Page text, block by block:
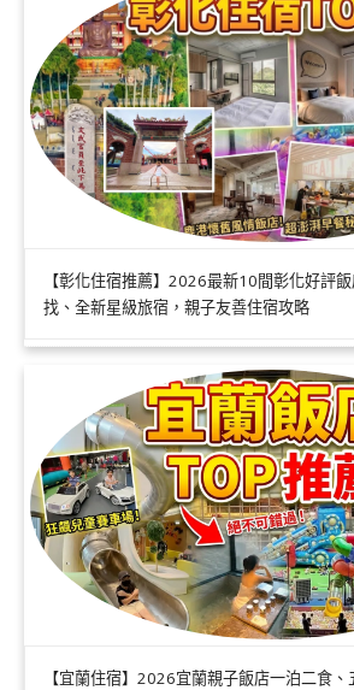
【彰化住宿推薦】2026最新10間彰化好評
找、全新星級旅宿，親子友善住宿攻略
【宜蘭住宿】2026宜蘭親子飯店一泊二食